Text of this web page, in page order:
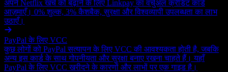
के लिए क्रेडिट कार्ड चुनते हैं, तो यह समझदारी है कि आप अपने व्यवसाय की
जरूरतों के अनुसार रिवॉर्ड्स, शुल्क और विशेषताओं जैसे पहलुओं पर विचार
करें।
अपने Netflix खर्च को बढ़ाने के लिए Linkpay का वर्चुअल क्रेडिट कार्ड
आज़माएँ। 0% शुल्क, 3% कैशबैक, सुरक्षा और विश्वव्यापी उपलब्धता का लाभ
उठाएँ।
PayPal के लिए VCC
कुछ लोगों को PayPal सत्यापन के लिए VCC की आवश्यकता होती है, जबकि
अन्य इस कार्ड के साथ गोपनीयता और सुरक्षा बनाए रखना चाहते हैं। यहाँ
PayPal के लिए VCC खरीदने के कारणों और लाभों पर एक गाइड है।